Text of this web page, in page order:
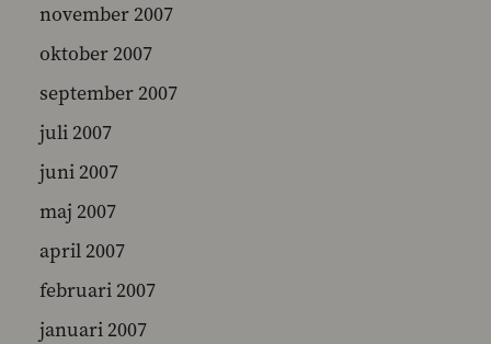
november 2007
oktober 2007
september 2007
juli 2007
juni 2007
maj 2007
april 2007
februari 2007
januari 2007